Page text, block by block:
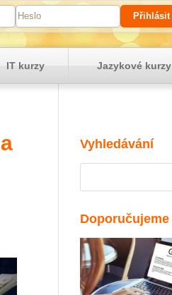
IT kurzy Jazykové kurzy
Vyhledávání
Doporučujeme